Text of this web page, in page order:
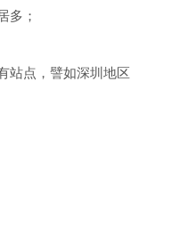
多；
站点，譬如深圳地区